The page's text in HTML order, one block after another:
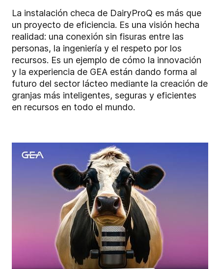
La instalación checa de DairyProQ es más que
un proyecto de eficiencia. Es una visión hecha
realidad: una conexión sin fisuras entre las
personas, la ingeniería y el respeto por los
recursos. Es un ejemplo de cómo la innovación
y la experiencia de GEA están dando forma al
futuro del sector lácteo mediante la creación de
granjas más inteligentes, seguras y eficientes
en recursos en todo el mundo.